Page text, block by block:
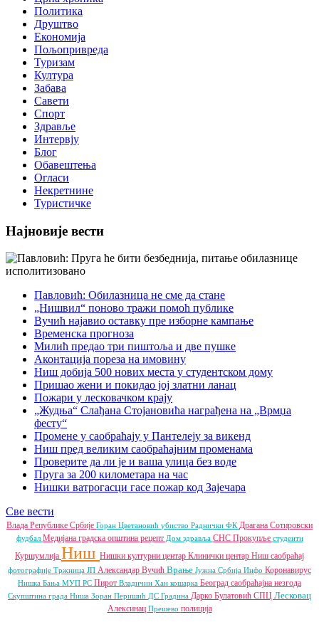
Политика
Друштво
Економија
Пољопривреда
Туризам
Култура
Забава
Савети
Спорт
Здравље
Интервју
Блог
Обавештења
Огласи
Некретнине
Туристичке
Најновије вести
Павловић: Обилазница не сме да стане
„Нишвил“ поново тражи помоћ публике
Вучић најавио оставку пре изборне кампање
Временска прогноза
Милић предао три пиштоља и две пушке
Аконтација пореза на имовину
Ниш добија 500 нових места у студентском дому
Пришао жени и покидао јој златни ланац
Пожари у лесковачком крају
„Жудња“ Слађана Стојановића награђена на „Врмџа
фесту“
Промене у саобраћају у Пантелеју за викенд
Ниш пред великим саобраћајним променама
Проверите да ли је и ваша улица без воде
Пруга за 200 километара на час
Нишки ватрогасци гасе пожар код Зајечара
Све вести
Влада Републике Србије Горан Цветановић убиство Раднички ФК Драгана Сотировски
фудбал Медијана градска општина рецепт Дом здравља СНС Прокупље студенти
Куршумлија Ниш Нишки културни центар Клинички центар Ниш саобраћај
фотографије Тржница ЈП Александар Вучић Врање Јужна Србија Инфо Коронавирус
Нишка Бања МУП РС Пирот Владичин Хан кошарка Београд саобраћајна незгода
Скупштина града Ниша Зоран Перишић ДС Градина Дарко Булатовић СПЦ Лесковац
Алексинац Прешево полиција